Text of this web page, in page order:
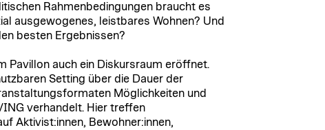
Rahmenbedingungen braucht es
ausgewogenes, leistbares Wohnen? Und
besten Ergebnissen?
Pavillon auch ein Diskursraum eröffnet.
Setting über die Dauer der
Möglichkeiten und
verhandelt. Hier treffen
Aktivist:innen, Bewohner:innen,